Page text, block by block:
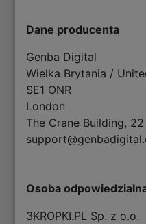
Dane producenta
Genba Digital
Wielka Brytania /
SE1 ONR
London
The Crane Building,
Osoba
3KROPKI.PL Sp. z o.o.